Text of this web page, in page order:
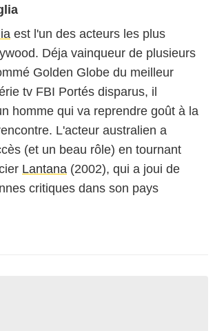
est l'un des acteurs les plus
Déja vainqueur de plusieurs
Golden Globe du meilleur
tv FBI Portés disparus, il
homme qui va reprendre goût à la
L'acteur australien a
(et un beau rôle) en tournant
Lantana (2002), qui a joui de
critiques dans son pays